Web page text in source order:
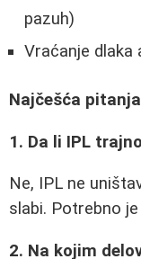
pazuh)
Vraćanje dlaka
Najčešća
1. Da li IPL
Ne, IPL ne
slabi. Potrebno
2. Na kojim